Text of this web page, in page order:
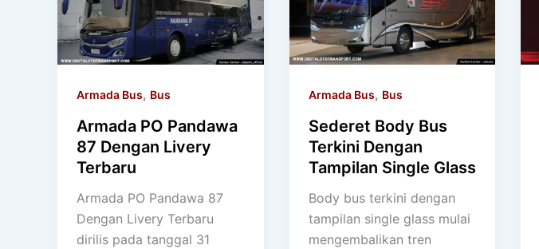
Armada Bus, Bus
Armada PO Pandawa
87 Dengan Livery
Terbaru
Armada PO Pandawa 87
Dengan Livery Terbaru
dirilis pada tanggal 31
Armada Bus, Bus
Sederet Body Bus
Terkini Dengan
Tampilan Single Glass
Body bus terkini dengan
tampilan single glass mulai
mengembalikan tren